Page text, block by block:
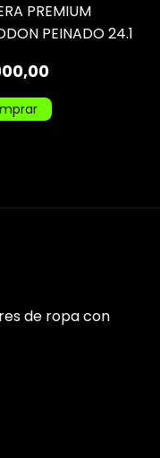
PREMIUM
PEINADO 24.1
de ropa con